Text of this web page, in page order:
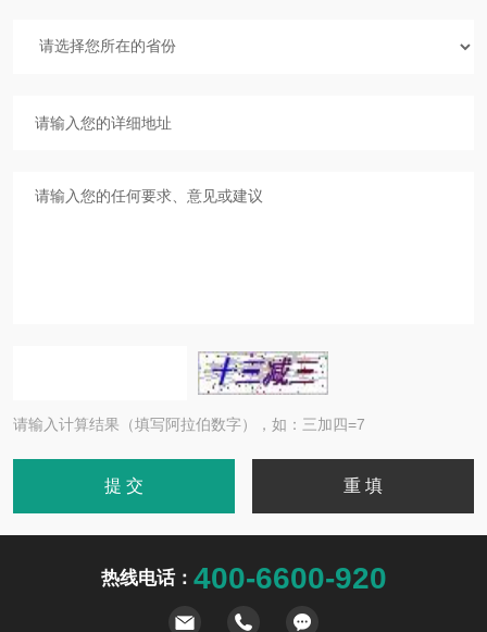
请输入计算结果（填写阿拉伯数字），如：三加四=7
热线电话： 400-6600-920